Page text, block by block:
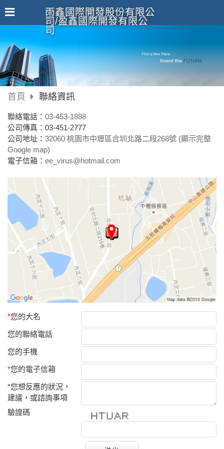
雨鑫國際開發股份有限公
司/盈鑫國際開發有限公
司
首頁 聯絡資訊
聯絡電話： 03-453-1888
公司傳真：03-451-2777
公司地址： 32060 桃園市中壢區合圳北路二段268號 (顯示完整
Google map)
電子信箱： ee_virus@hotmail.com
*您的大名
您的聯絡電話
您的手機
*您的電子信箱
*您想反應的狀況，
建議，或諮詢事項
驗證碼
* * ******* * * * ******
* * * * * * * * *
******* * * * * * ******
* * * * * ***** * *
* * * * * * * * *
* * * ***** * * * *